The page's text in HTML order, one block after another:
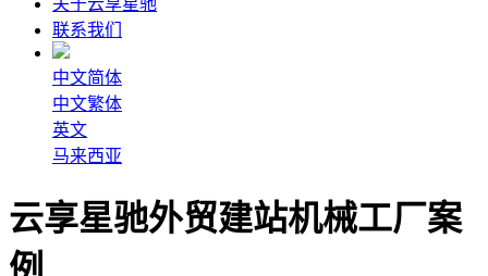
关于云享星驰
联系我们
中文简体
中文繁体
英文
马来西亚
云享星驰外贸建站机械工厂案